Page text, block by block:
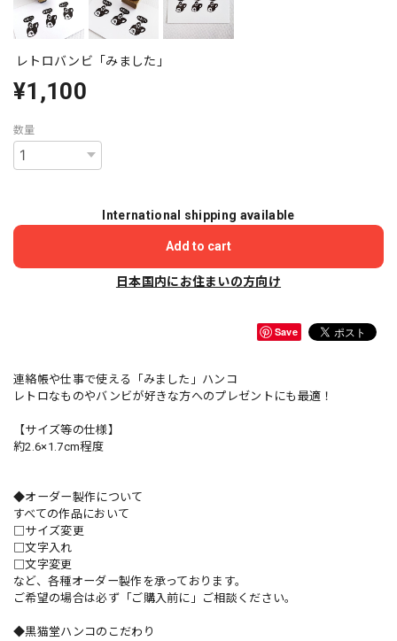
レトロバンビ「みました」
¥1,100
数量
International shipping available
Add to cart
日本国内にお住まいの方向け
Save
連絡帳や仕事で使える「みました」ハンコ
レトロなものやバンビが好きな方へのプレゼントにも最適！
【サイズ等の仕様】
約2.6×1.7cm程度
◆オーダー製作について
すべての作品において
□サイズ変更
□文字入れ
□文字変更
など、各種オーダー製作を承っております。
ご希望の場合は必ず「ご購入前に」ご相談ください。
◆黒猫堂ハンコのこだわり